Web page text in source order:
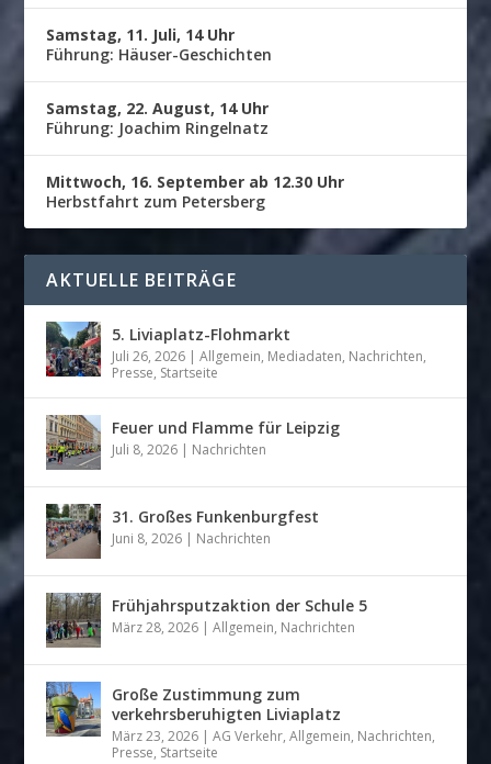
Samstag, 11. Juli, 14 Uhr
Führung: Häuser-Geschichten
Samstag, 22. August, 14 Uhr
Führung: Joachim Ringelnatz
Mittwoch, 16. September ab 12.30 Uhr
Herbstfahrt zum Petersberg
AKTUELLE BEITRÄGE
5. Liviaplatz-Flohmarkt
Juli 26, 2026 |Allgemein, Mediadaten, Nachrichten,
Presse, Startseite
Feuer und Flamme für Leipzig
Juli 8, 2026 | Nachrichten
31. Großes Funkenburgfest
Juni 8, 2026 | Nachrichten
Frühjahrsputzaktion der Schule 5
März 28, 2026 |Allgemein, Nachrichten
Große Zustimmung zum
verkehrsberuhigten Liviaplatz
März 23, 2026 |AG Verkehr,Allgemein, Nachrichten,
Presse, Startseite